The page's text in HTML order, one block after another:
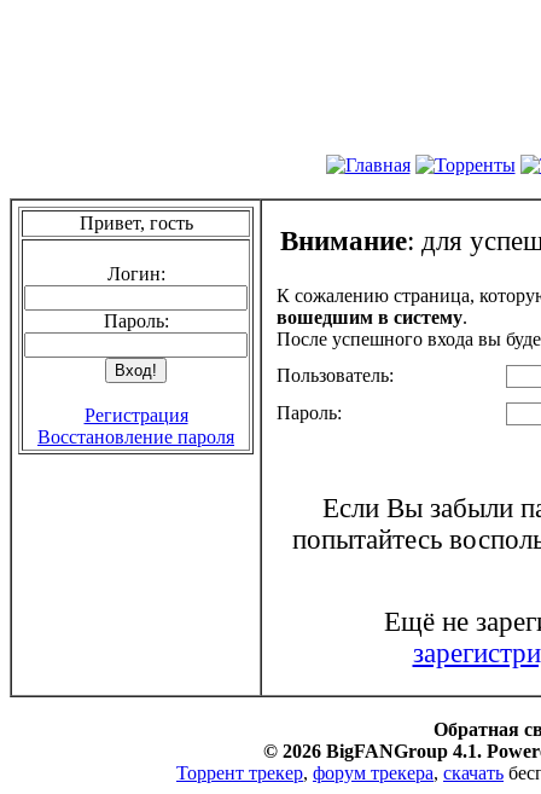
Привет, гость
Логин:
Пароль:
Регистрация
Восстановление пароля
Внимание: для
К сожалению страница,
вошедшим в систему.
После успешного входа вы
Пользователь:
Пароль:
Если Вы забыли
попытайтесь
Ещё не
Обратная
© 2026 BigFANGroup 4.1.
Торрент трекер, форум трекера, скачать